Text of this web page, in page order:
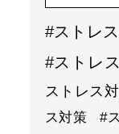
#ストレス
#ストレ
ストレス
ス対策
#